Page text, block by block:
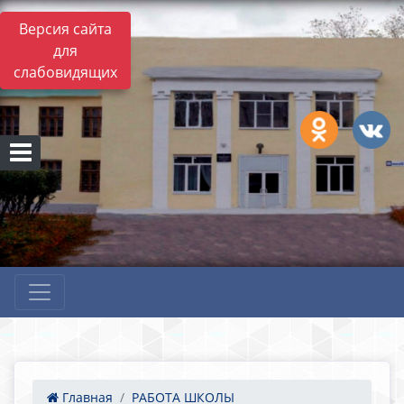
Версия сайта
для
слабовидящих
Главная
РАБОТА ШКОЛЫ